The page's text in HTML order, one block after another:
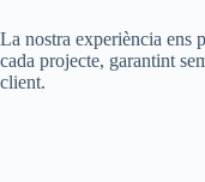
La nostra experiència ens
cada projecte, garantint
client.